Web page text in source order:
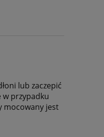
lub zaczepić
w przypadku
mocowany jest